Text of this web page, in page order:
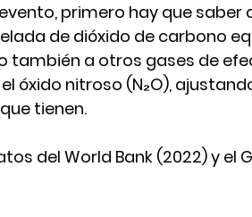
primero hay que saber
de dióxido de carbono
también a otros gases de
óxido nitroso (N₂O),
tienen.
del World Bank (2022) y el